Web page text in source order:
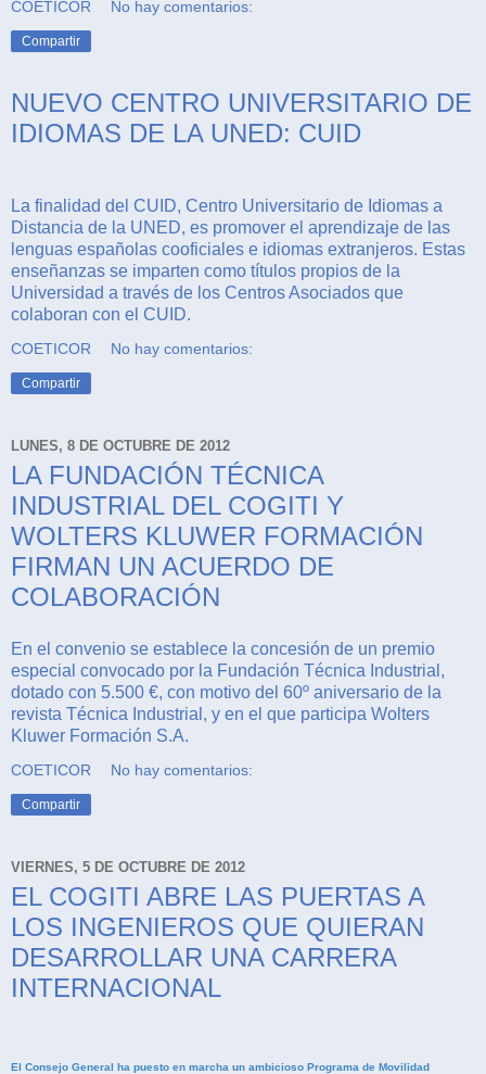
COETICOR No hay comentarios:
Compartir
NUEVO CENTRO UNIVERSITARIO DE
IDIOMAS DE LA UNED: CUID
La finalidad del CUID, Centro Universitario de Idiomas a
Distancia de la UNED, es promover el aprendizaje de las
lenguas españolas cooficiales e idiomas extranjeros. Estas
enseñanzas se imparten como títulos propios de la
Universidad a través de los Centros Asociados que
colaboran con el CUID.
COETICOR No hay comentarios:
Compartir
LUNES, 8 DE OCTUBRE DE 2012
LA FUNDACIÓN TÉCNICA
INDUSTRIAL DEL COGITI Y
WOLTERS KLUWER FORMACIÓN
FIRMAN UN ACUERDO DE
COLABORACIÓN
En el convenio se establece la concesión de un premio
especial convocado por la Fundación Técnica Industrial,
dotado con 5.500 €, con motivo del 60º aniversario de la
revista Técnica Industrial, y en el que participa Wolters
Kluwer Formación S.A.
COETICOR No hay comentarios:
Compartir
VIERNES, 5 DE OCTUBRE DE 2012
EL COGITI ABRE LAS PUERTAS A
LOS INGENIEROS QUE QUIERAN
DESARROLLAR UNA CARRERA
INTERNACIONAL
El Consejo General ha puesto en marcha un ambicioso Programa de Movilidad